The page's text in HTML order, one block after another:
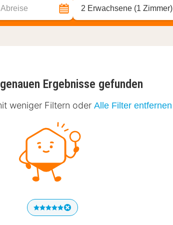
Abreise 2 Erwachsene (1 Zimmer)
Ergebnisse gefunden
weniger Filtern oder Alle Filter entfernen